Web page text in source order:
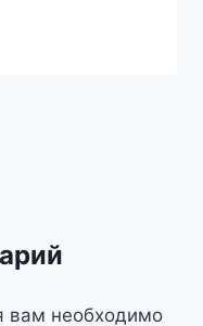
вам необходимо